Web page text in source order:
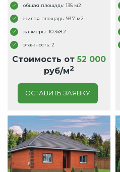
общая площадь: 135 м2
жилая площадь: 93.7 м2
размеры: 10.3x8.2
этажность: 2
Стоимость от 52 000
руб/м2
ОСТАВИТЬ ЗАЯВКУ